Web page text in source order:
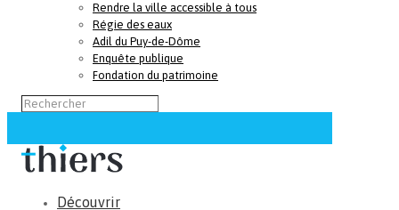
Rendre la ville accessible à tous
Régie des eaux
Adil du Puy-de-Dôme
Enquête publique
Fondation du patrimoine
Découvrir